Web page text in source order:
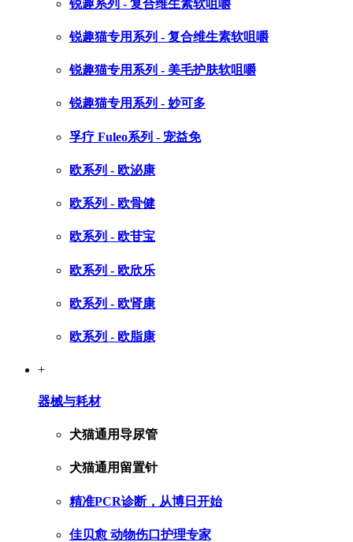
锐趣系列 - 复合维生素软咀嚼
锐趣猫专用系列 - 复合维生素软咀嚼
锐趣猫专用系列 - 美毛护肤软咀嚼
锐趣猫专用系列 - 妙可多
孚疗 Fuleo系列 - 宠益免
欧系列 - 欧泌康
欧系列 - 欧骨健
欧系列 - 欧苷宝
欧系列 - 欧欣乐
欧系列 - 欧肾康
欧系列 - 欧脂康
+
器械与耗材
犬猫通用导尿管
犬猫通用留置针
精准PCR诊断，从博日开始
佳贝愈 动物伤口护理专家